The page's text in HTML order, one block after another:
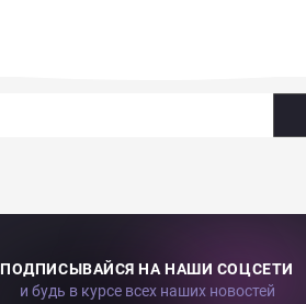
ПОДПИСЫВАЙСЯ НА НАШИ СОЦСЕТИ
и будь в курсе всех наших новостей